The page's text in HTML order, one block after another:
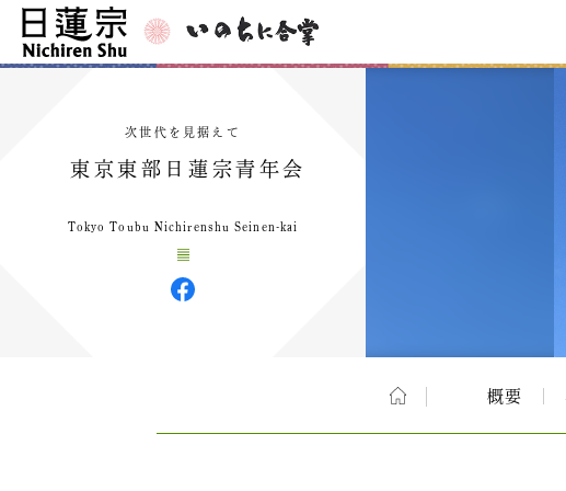
次世代を見据えて
東京東部日蓮宗青年会
Tokyo Toubu Nichirenshu Seinen-kai
概要